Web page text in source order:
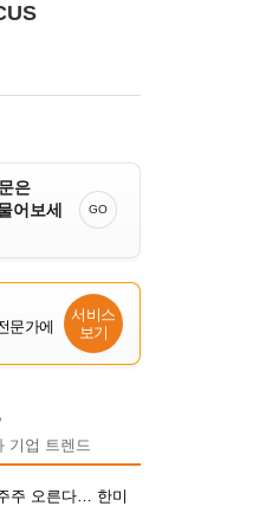
은
어보세
GO
문가에
서비스
보기
기업 트렌드
주 오른다… 한미